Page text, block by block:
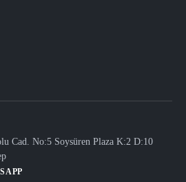
Cad. No:5 Soysüren Plaza K:2 D:10